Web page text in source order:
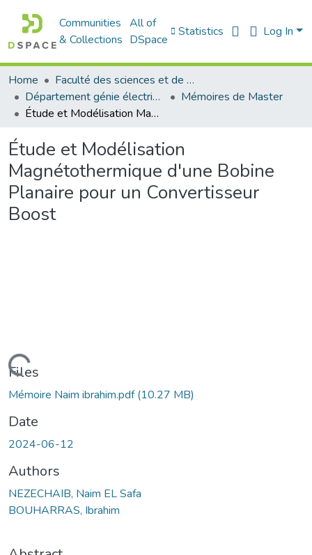
Communities
& Collections
All of
DSpace
Statistics Log In
Home
Faculté des sciences et de la technologie
Département génie électrique
Mémoires de Master
Étude et Modélisation Magnétothermique d'une Bobine Planaire pour un Convertisseur Boost
Étude et Modélisation
Magnétothermique d'une Bobine
Planaire pour un Convertisseur
Boost
Files
Mémoire Naim ibrahim.pdf(10.27 MB)
Date
2024-06-12
Authors
NEZECHAIB, Naim EL Safa
BOUHARRAS, Ibrahim